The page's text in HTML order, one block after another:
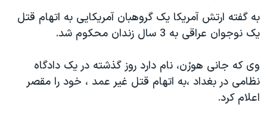
جهش
به
ورزشی
گزیده‌ها
فرهنگ و زندگی
جام جهانی ۲۰۲۶
عملیات خشم حماسی
بایگانی برنامه‌های تلویزیونی
مستندها
فرکانس‌های صدای آمریکا
پخش رادیویی
یادگیری زبان انگلیسی
دنبال کنید
به گفته ارتش آمريکا يک گروهبان آمريکايی به اتهام قتل
يک ‏نوجوان عراقی به 3 سال زندان محکوم شد. ‏
وی که جانی هورْن، نام دارد روز گذشته در يک دادگاه
نظامی در ‏بغداد ،به اتهام قتل غير عمد ، خود را مقصر
اعلام کرد.‏